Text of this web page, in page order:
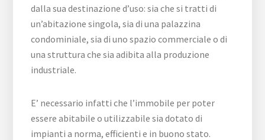
dalla sua destinazione d’uso: sia che si tratti di
un’abitazione singola, sia di una palazzina
condominiale, sia di uno spazio commerciale o di
una struttura che sia adibita alla produzione
industriale.
E’ necessario infatti che l’immobile per poter
essere abitabile o utilizzabile sia dotato di
impianti a norma, efficienti e in buono stato.